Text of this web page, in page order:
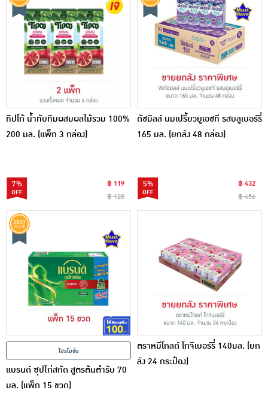
ทิปโก้ น้ำทับทิมผสมผลไม้รวม 100%
200 มล. (แพ็ก 3 กล่อง)
7%
฿ 119
฿ 128
ดัชมิลล์ นมเปรี้ยวยูเอชที รสบลูเบอร์รี่
165 มล. (ยกลัง 48 กล่อง)
5%
฿ 432
฿ 456
โปรโมชั่น
แบรนด์ ซุปไก่สกัด สูตรต้นตำรับ 70
มล. (แพ็ก 15 ขวด)
ตราหมีโกลด์ โกจิเบอร์รี่ 140มล. (ยก
ลัง 24 กระป๋อง)